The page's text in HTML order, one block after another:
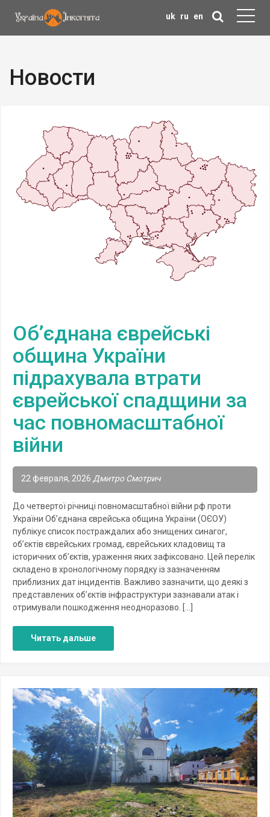
uk ru en
Новости
Об’єднана єврейські
община України
підрахувала втрати
єврейської спадщини за
час повномасштабної
війни
22 февраля, 2026 Дмитро Смотрич
До четвертої річниці повномасштабної війни рф проти
України Об’єднана єврейська община України (ОЄОУ)
публікує список постраждалих або знищених синагог,
об’єктів єврейських громад, єврейських кладовищ та
історичних об’єктів, ураження яких зафіксовано. Цей перелік
складено в хронологічному порядку із зазначенням
приблизних дат інцидентів. Важливо зазначити, що деякі з
представлених об’єктів інфраструктури зазнавали атак і
отримували пошкодження неодноразово. […]
Читать дальше